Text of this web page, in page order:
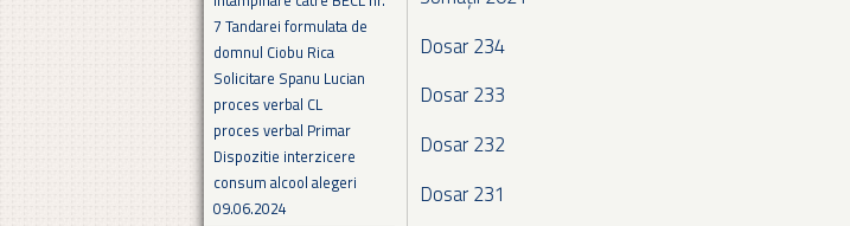
7 Tandarei formulata de
domnul Ciobu Rica
Solicitare Spanu Lucian
proces verbal CL
proces verbal Primar
Dispozitie interzicere
consum alcool alegeri
09.06.2024
Dosar 234
Dosar 233
Dosar 232
Dosar 231